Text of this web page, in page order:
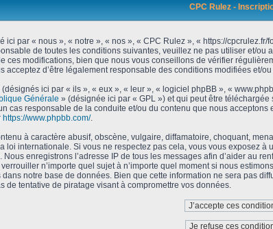
CPC Rulez -
ici par « nous », « notre », « nos », « CPC Rulez », « https://
de toutes les conditions suivantes, veuillez ne pas utiliser et/
ces modifications, bien que nous vous conseillons de vérifier
acceptez d’être légalement responsable des conditions modifiées et/
ici par « ils », « eux », « leur », « logiciel phpBB », «
Générale » (désignée ici par « GPL ») et qui peut être téléchargée
cas responsable de la conduite et/ou du contenu que nous
https://www.phpbb.com/.
à caractère abusif, obscène, vulgaire, diffamatoire, choquant,
loi internationale. Si vous ne respectez pas cela, vous vous exposez
enregistrons l’adresse IP de tous les messages afin d’aider au
n’importe quel sujet à n’importe quel moment si nous
notre base de données. Bien que cette information ne sera pas
de tentative de piratage visant à compromettre vos données.